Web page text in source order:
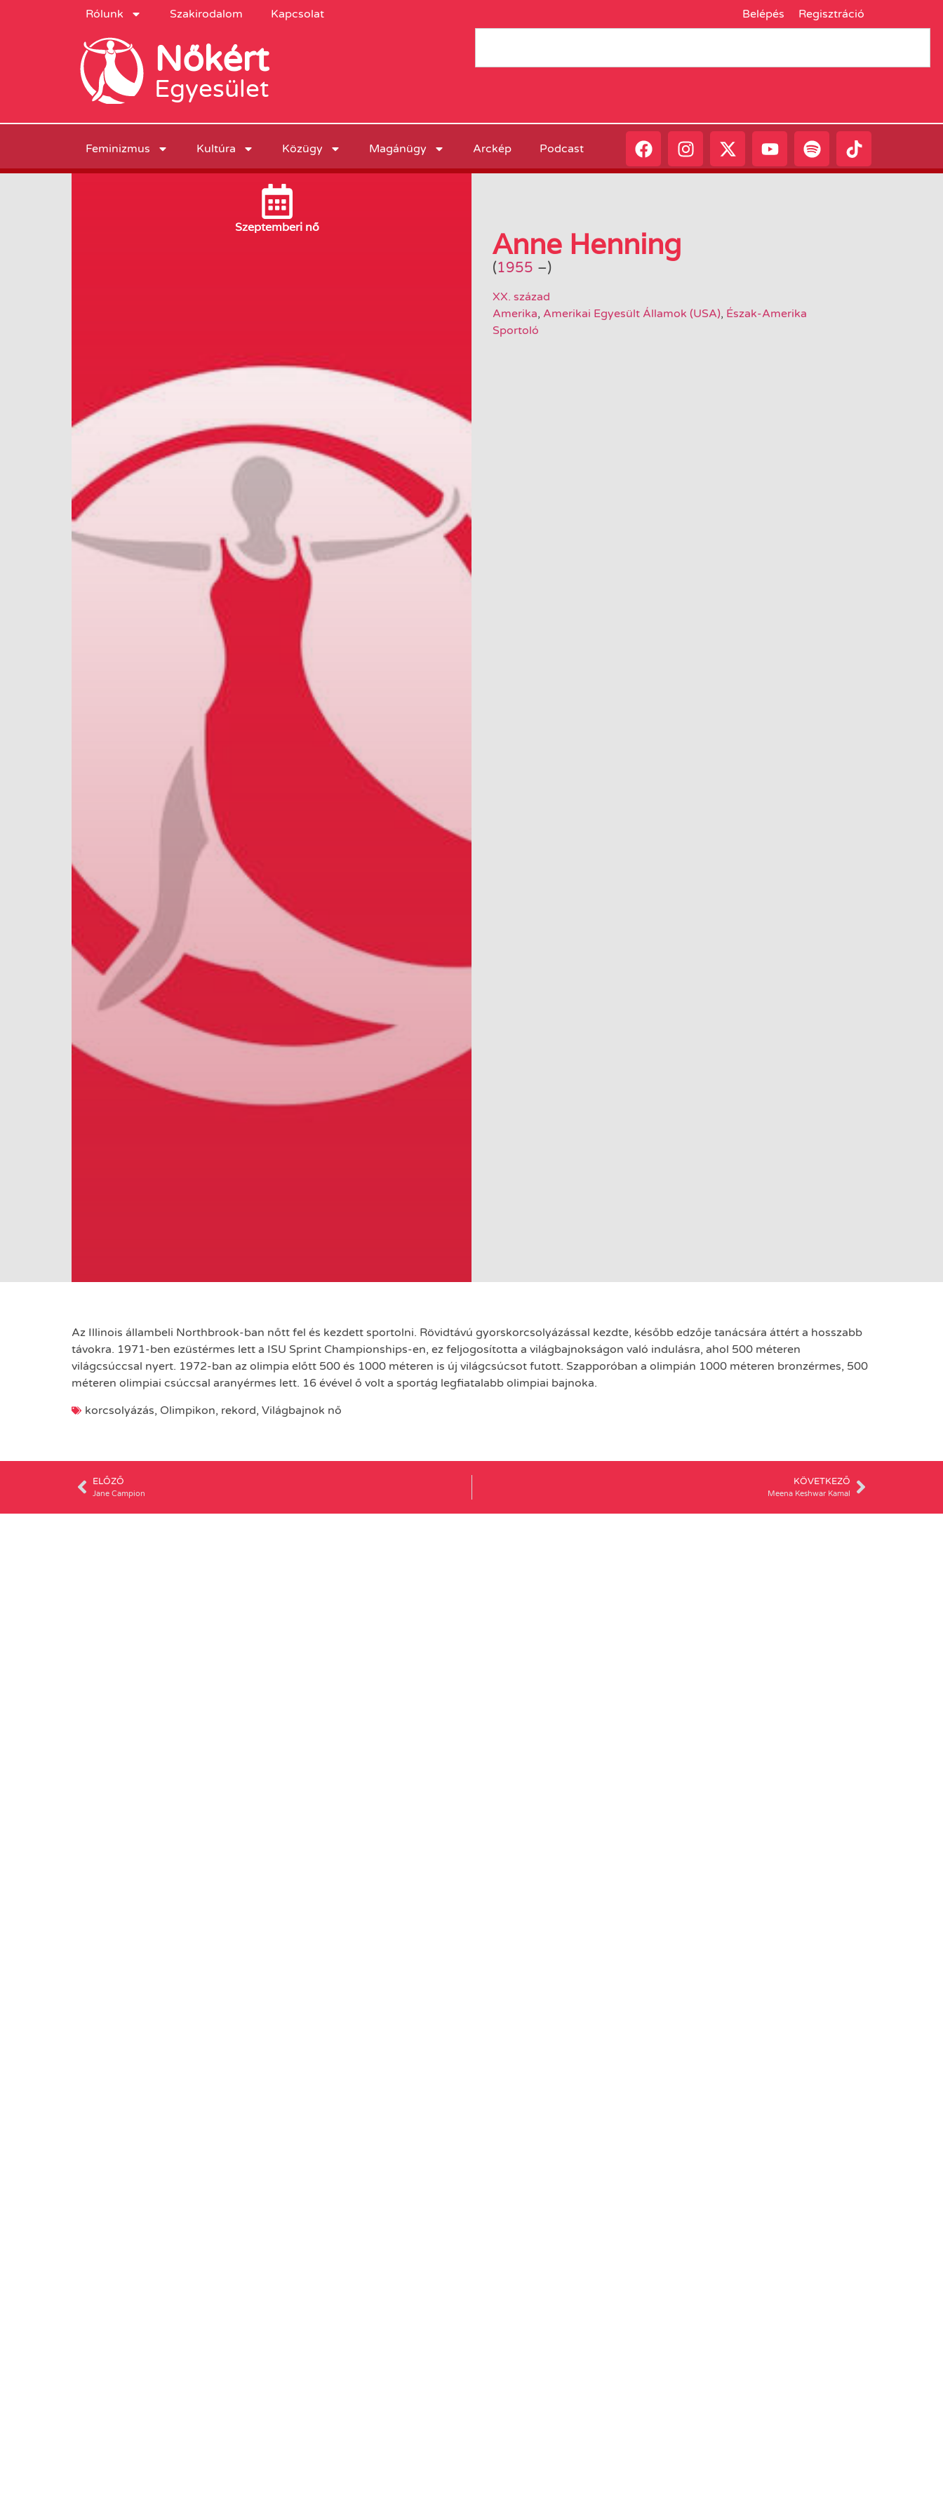
Rólunk Szakirodalom Kapcsolat Belépés Regisztráció
Nőkért
Egyesület
Feminizmus Kultúra Közügy Magánügy Arckép Podcast
Szeptemberi nő Anne Henning
(1955 –)
XX. század
Amerika, Amerikai Egyesült Államok (USA), Észak-Amerika
Sportoló
Az Illinois állambeli Northbrook-ban nőtt fel és kezdett sportolni. Rövidtávú gyorskorcsolyázással kezdte, később edzője tanácsára áttért a hosszabb
távokra. 1971-ben ezüstérmes lett a ISU Sprint Championships-en, ez feljogosította a világbajnokságon való indulásra, ahol 500 méteren
világcsúccsal nyert. 1972-ban az olimpia előtt 500 és 1000 méteren is új világcsúcsot futott. Szapporóban a olimpián 1000 méteren bronzérmes, 500
méteren olimpiai csúccsal aranyérmes lett. 16 évével ő volt a sportág legfiatalabb olimpiai bajnoka.
korcsolyázás, Olimpikon, rekord, Világbajnok nő
ELŐZŐ
Jane Campion
KÖVETKEZŐ
Meena Keshwar Kamal